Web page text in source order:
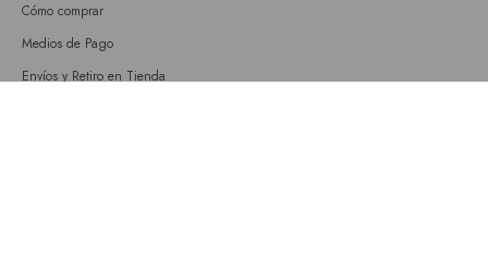
Cómo comprar
Medios de Pago
Envíos y Retiro en Tienda